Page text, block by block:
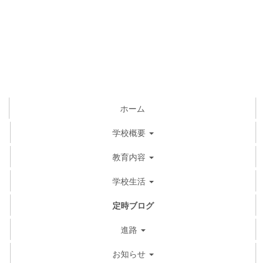
ホーム
学校概要
教育内容
学校生活
定時ブログ
進路
お知らせ